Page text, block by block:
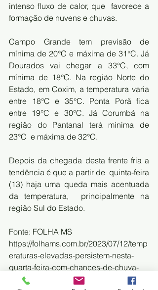
intenso fluxo de calor, que  favorece a
formação de nuvens e chuvas.
Campo Grande tem previsão de
mínima de 20°C e máxima de 31°C. Já
Dourados vai chegar a 33°C, com
mínima de 18°C. Na região Norte do
Estado, em Coxim, a temperatura varia
entre 18°C e 35°C. Ponta Porã fica
entre 19°C e 30°C. Já Corumbá na
região do Pantanal terá mínima de
23°C  e máxima de 32°C.
Depois da chegada desta frente fria a
tendência é que a partir de  quinta-feira
(13) haja uma queda mais acentuada
da temperatura,  principalmente na
região Sul do Estado.
Fonte: FOLHA MS
https://folhams.com.br/2023/07/12/temp
eraturas-elevadas-persistem-nesta-
quarta-feira-com-chances-de-chuva-
em-diversas-cidades/